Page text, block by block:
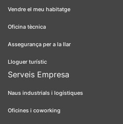
Vendre el meu habitatge
Oficina tècnica
Assegurança per a la llar
Lloguer turístic
Serveis Empresa
Naus industrials i logístiques
Oficines i coworking